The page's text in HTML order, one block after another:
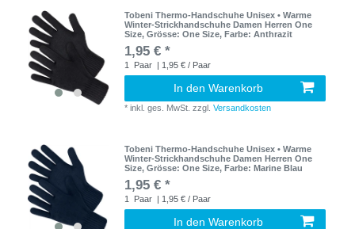
Tobeni Thermo-Handschuhe Unisex • Warme
Winter-Strickhandschuhe Damen Herren One
Size, Grösse: One Size, Farbe: Anthrazit
1,95 € *
1 Paar | 1,95 € / Paar
In den Warenkorb
*inkl. ges. MwSt. zzgl.Versandkosten
Tobeni Thermo-Handschuhe Unisex • Warme
Winter-Strickhandschuhe Damen Herren One
Size, Grösse: One Size, Farbe: Marine Blau
1,95 € *
1 Paar | 1,95 € / Paar
In den Warenkorb